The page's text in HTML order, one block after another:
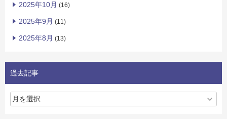
2025年10月 (16)
2025年9月 (11)
2025年8月 (13)
過去記事